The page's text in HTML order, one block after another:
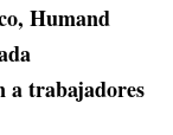
Humand
a trabajadores